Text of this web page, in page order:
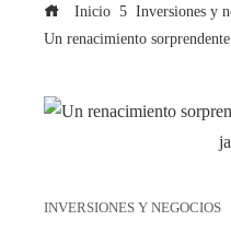
Inicio
Inversiones y
Un renacimiento
INVERSIONES Y NEGOCIOS